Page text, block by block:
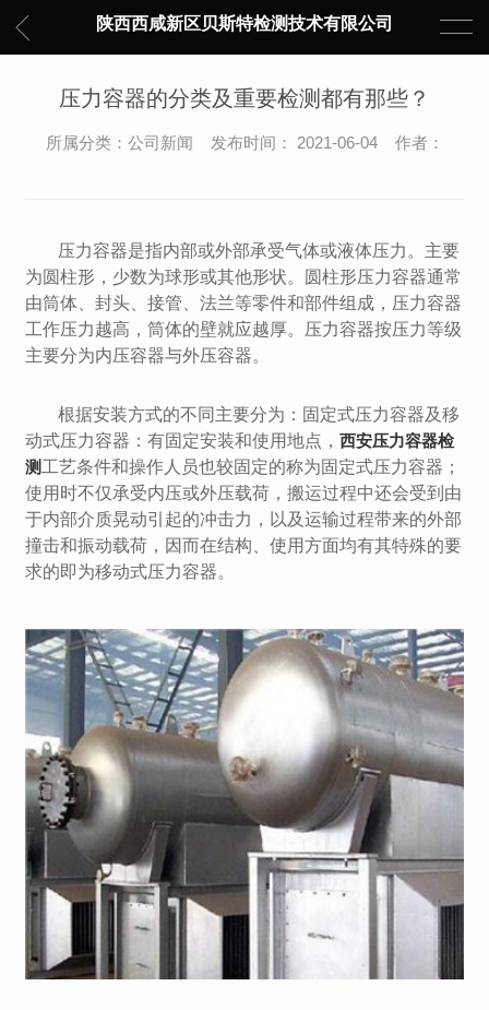
陕西西咸新区贝斯特检测技术有限公司
压力容器的分类及重要检测都有那些？
所属分类：公司新闻 发布时间： 2021-06-04 作者：
压力容器是指内部或外部承受气体或液体压力。主要
为圆柱形，少数为球形或其他形状。圆柱形压力容器通常
由筒体、封头、接管、法兰等零件和部件组成，压力容器
工作压力越高，筒体的壁就应越厚。压力容器按压力等级
主要分为内压容器与外压容器。
根据安装方式的不同主要分为：固定式压力容器及移
动式压力容器：有固定安装和使用地点，西安压力容器检
测 工艺条件和操作人员也较固定的称为固定式压力容器；
使用时不仅承受内压或外压载荷，搬运过程中还会受到由
于内部介质晃动引起的冲击力，以及运输过程带来的外部
撞击和振动载荷，因而在结构、使用方面均有其特殊的要
求的即为移动式压力容器。